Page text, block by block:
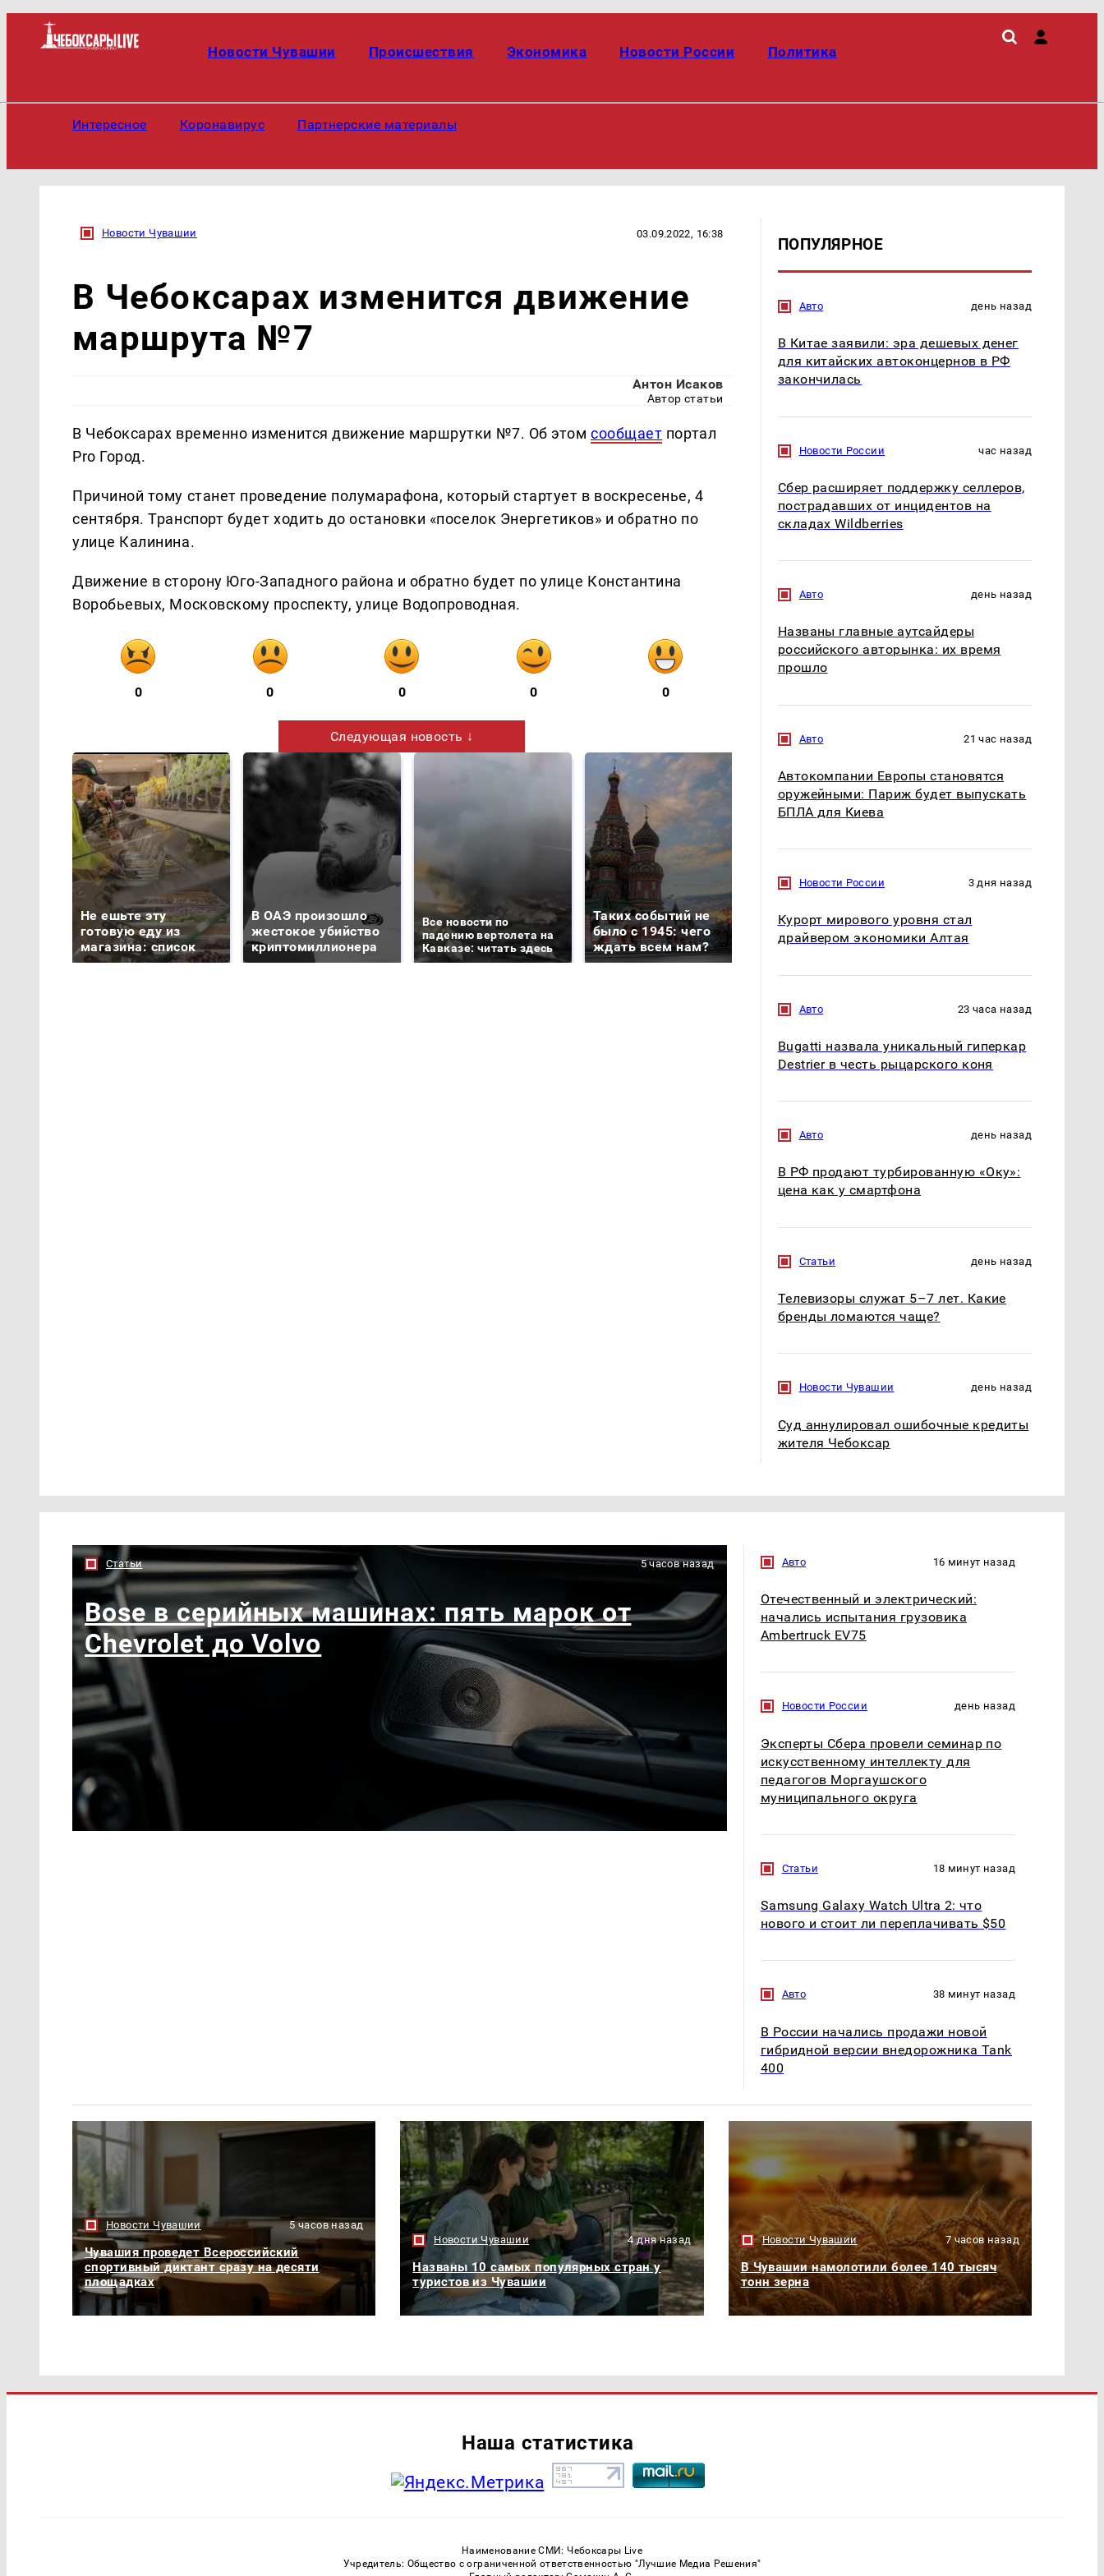
Новости Чувашии Происшествия Экономика Новости России Политика
Интересное Коронавирус Партнерские материалы
Новости Чувашии 03.09.2022, 16:38
В Чебоксарах изменится движение
маршрута №7
Антон Исаков
Автор статьи
В Чебоксарах временно изменится движение маршрутки №7. Об этомсообщает портал
Pro Город.
Причиной тому станет проведение полумарафона, который стартует в воскресенье, 4
сентября. Транспорт будет ходить до остановки «поселок Энергетиков» и обратно по
улице Калинина.
Движение в сторону Юго-Западного района и обратно будет по улице Константина
Воробьевых, Московскому проспекту, улице Водопроводная.
0 0 0 0 0
Следующая новость ↓
Не ешьте эту
готовую еду из
магазина: список
В ОАЭ произошло
жестокое убийство
криптомиллионера
Все новости по
падению вертолета на
Кавказе: читать здесь
Таких событий не
было с 1945: чего
ждать всем нам?
В магазинах России
ажиотаж из-за этого
продукта: что купить?
полицейскую
машину напали и
подожгли.
ПОПУЛЯРНОЕ
Авто день назад
В Китае заявили: эра дешевых денег
для китайских автоконцернов в РФ
закончилась
Новости России час назад
Сбер расширяет поддержку селлеров,
пострадавших от инцидентов на
складах Wildberries
Авто день назад
Названы главные аутсайдеры
российского авторынка: их время
прошло
Авто 21 час назад
Автокомпании Европы становятся
оружейными: Париж будет выпускать
БПЛА для Киева
Новости России 3 дня назад
Курорт мирового уровня стал
драйвером экономики Алтая
Авто 23 часа назад
Bugatti назвала уникальный гиперкар
Destrier в честь рыцарского коня
Авто день назад
В РФ продают турбированную «Оку»:
цена как у смартфона
Статьи день назад
Телевизоры служат 5–7 лет. Какие
бренды ломаются чаще?
Новости Чувашии день назад
Суд аннулировал ошибочные кредиты
жителя Чебоксар
Статьи 5 часов назад
Bose в серийных машинах: пять марок от
Chevrolet до Volvo
Авто 16 минут назад
Отечественный и электрический:
начались испытания грузовика
Ambertruck EV75
Новости России день назад
Эксперты Сбера провели семинар по
искусственному интеллекту для
педагогов Моргаушского
муниципального округа
Статьи 18 минут назад
Samsung Galaxy Watch Ultra 2: что
нового и стоит ли переплачивать $50
Авто 38 минут назад
В России начались продажи новой
гибридной версии внедорожника Tank
400
Новости Чувашии 5 часов назад
Чувашия проведет Всероссийский
спортивный диктант сразу на десяти
площадках
Новости Чувашии 4 дня назад
Названы 10 самых популярных стран у
туристов из Чувашии
Новости Чувашии 7 часов назад
В Чувашии намолотили более 140 тысяч
тонн зерна
Наша статистика
Наименование СМИ: Чебоксары Live
Учредитель: Общество с ограниченной ответственностью "Лучшие Медиа Решения"